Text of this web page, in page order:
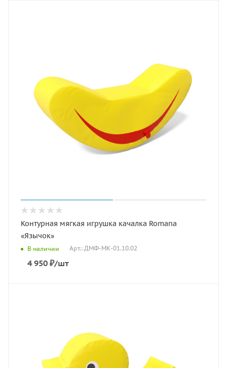
Контурная мягкая игрушка качалка Romana
«Язычок»
В наличии Арт.: ДМФ-МК-01.10.02
4 950 ₽/шт